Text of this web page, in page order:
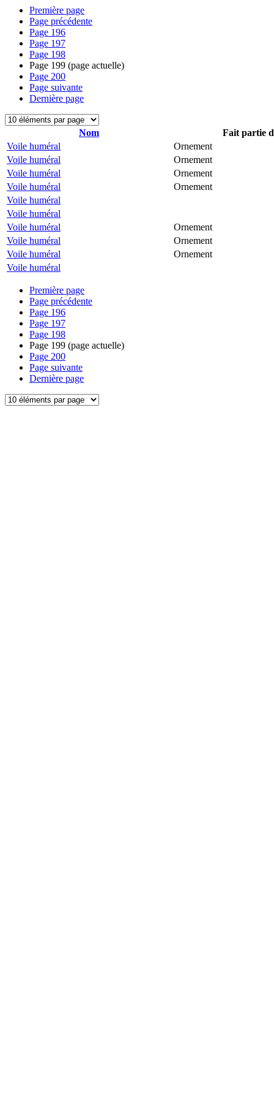
Première page
Page précédente
Page 196
Page 197
Page 198
Page 199 (page actuelle)
Page 200
Page suivante
Dernière page
Nom
Fait partie
Voile huméral
Ornement
Voile huméral
Ornement
Voile huméral
Ornement
Voile huméral
Ornement
Voile huméral
Voile huméral
Voile huméral
Ornement
Voile huméral
Ornement
Voile huméral
Ornement
Voile huméral
Première page
Page précédente
Page 196
Page 197
Page 198
Page 199 (page actuelle)
Page 200
Page suivante
Dernière page